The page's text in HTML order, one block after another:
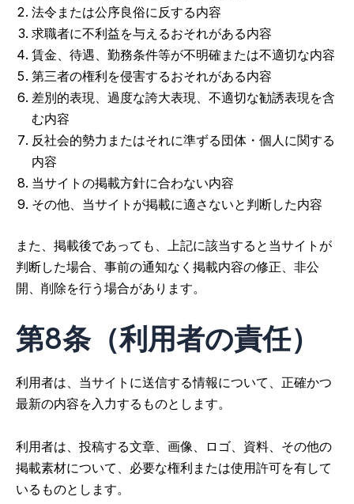
法令または公序良俗に反する内容
求職者に不利益を与えるおそれがある内容
賃金、待遇、勤務条件等が不明確または不適切な内容
第三者の権利を侵害するおそれがある内容
差別的表現、過度な誇大表現、不適切な勧誘表現を含
む内容
反社会的勢力またはそれに準ずる団体・個人に関する
内容
当サイトの掲載方針に合わない内容
その他、当サイトが掲載に適さないと判断した内容
また、掲載後であっても、上記に該当すると当サイトが
判断した場合、事前の通知なく掲載内容の修正、非公
開、削除を行う場合があります。
第8条（利用者の責任）
利用者は、当サイトに送信する情報について、正確かつ
最新の内容を入力するものとします。
利用者は、投稿する文章、画像、ロゴ、資料、その他の
掲載素材について、必要な権利または使用許可を有して
いるものとします。